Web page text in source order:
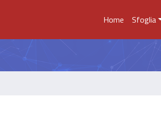
Home Sfoglia